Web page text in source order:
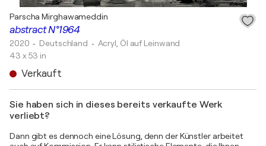
abstract N°1964
Parscha Mirghawameddin
2020 • Deutschland • Acryl, Öl auf Leinwand
43 x 53 in
Verkauft
Sie haben sich in dieses bereits verkaufte Werk
verliebt?
Dann gibt es dennoch eine Lösung, denn der Künstler arbeitet